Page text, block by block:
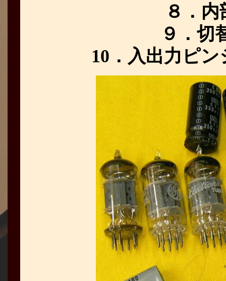
８．
９．切
10．入出力ピ